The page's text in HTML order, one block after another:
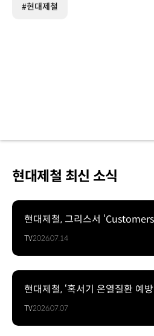
#현대제철
현대제철 최신 소식
현대제철, 그리스서
TV2026.07.14
현대제철, ‘혹서기 온열질환 예
TV2026.07.07